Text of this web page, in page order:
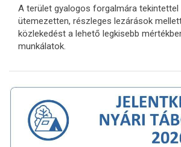
A terület gyalogos forgalmára tekintettel
ütemezetten, részleges lezárások
közlekedést a lehető legkisebb
munkálatok.